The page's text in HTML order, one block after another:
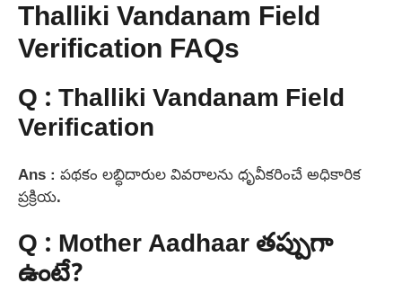
Thalliki Vandanam Field
Verification FAQs
Q : Thalliki Vandanam Field
Verification
Ans : పథకం లబ్ధిదారుల వివరాలను ధృవీకరించే అధికారిక
ప్రక్రియ.
Q : Mother Aadhaar తప్పుగా
ఉంటే?